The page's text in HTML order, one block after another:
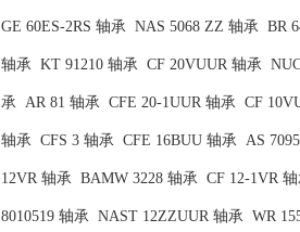
GE 60ES-2RS 轴承 NAS 5068 ZZ 轴承 BR
轴承 KT 91210 轴承 CF 20VUUR 轴承
承 AR 81 轴承 CFE 20-1UUR 轴承 CF
轴承 CFS 3 轴承 CFE 16BUU 轴承 AS
12VR 轴承 BAMW 3228 轴承 CF 12-1VR
8010519 轴承 NAST 12ZZUUR 轴承 WR